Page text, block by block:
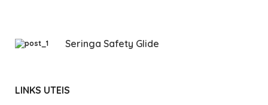
Seringa Safety Glide
LINKS UTEIS